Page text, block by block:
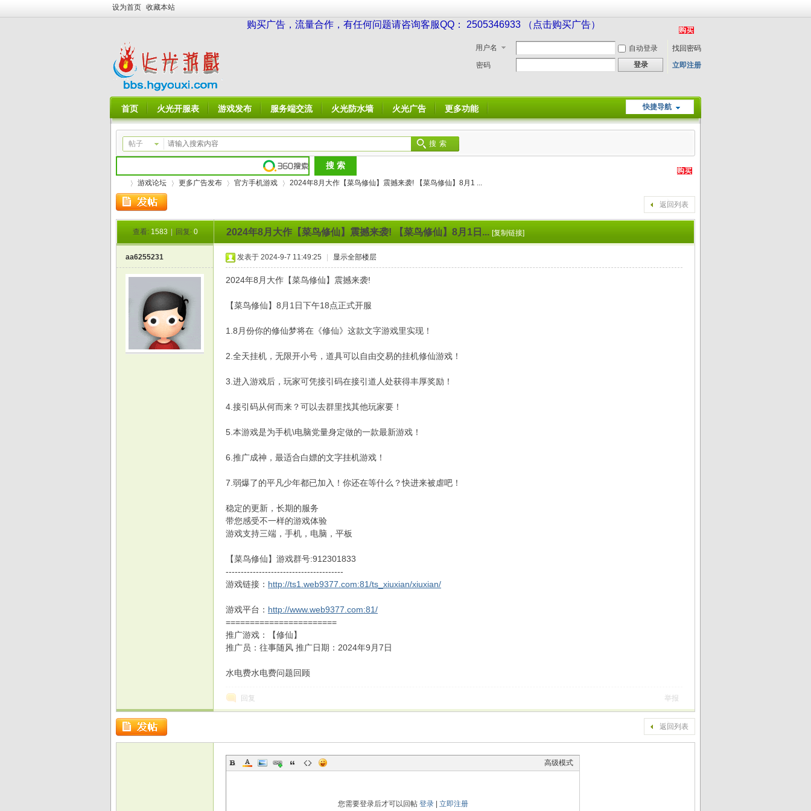
设为首页 收藏本站
购买广告，流量合作，有任何问题请咨询客服QQ： 2505346933 （点击购买广告）
用户名 自动登录
找回密码
密码
登录 立即注册
快捷导航
首页 火光开服表 游戏发布 服务端交流 火光防水墙 火光广告 更多功能
帖子 搜索
游戏论坛
›
更多广告发布 官方手机游戏
›
2024年8月大作【菜鸟修仙】震撼来袭! 【菜鸟修仙】8月1 ...
返回列表
查看: 1583 回复: 0 2024年8月大作【菜鸟修仙】震撼来袭! 【菜鸟修仙】8月1日... [复制链接]
aa6255231 发表于 2024-9-7 11:49:25 显示全部楼层
2024年8月大作【菜鸟修仙】震撼来袭!
【菜鸟修仙】8月1日下午18点正式开服
1.8月份你的修仙梦将在《修仙》这款文字游戏里实现！
2.全天挂机，无限开小号，道具可以自由交易的挂机修仙游戏！
3.进入游戏后，玩家可凭接引码在接引道人处获得丰厚奖励！
4.接引码从何而来？可以去群里找其他玩家要！
5.本游戏是为手机\电脑党量身定做的一款最新游戏！
6.推广成神，最适合白嫖的文字挂机游戏！
7.弱爆了的平凡少年都已加入！你还在等什么？快进来被虐吧！
稳定的更新，长期的服务
带您感受不一样的游戏体验
游戏支持三端，手机，电脑，平板
【菜鸟修仙】游戏群号:912301833
---------------------------------------
游戏链接： http://ts1.web9377.com:81/ts_xiuxian/xiuxian/
游戏平台： http://www.web9377.com:81/
=======================
推广游戏：【修仙】
推广员：往事随风 推广日期：2024年9月7日
水电费水电费问题回顾
回复 举报
返回列表
高级模式
您需要登录后才可以回帖 登录| 立即注册